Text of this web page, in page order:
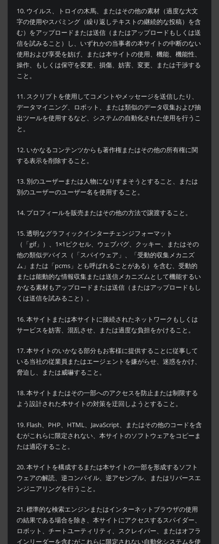
10. ウイルス、トロイの木馬、またはその他の素材（過度な大文
字の使用やスパミング（繰り返しテキストの継続的な投稿）を含
む）をアップロードまたは送信（またはアップロードもしくは送
信を試みること）し、いずれかの当事者の本サイトの中断のない
使用および享受を妨げ、または本サイトの使用、機能、機能性、
操作、もしくは保守を変更、損傷、妨害、変更、または干渉する
こと。
11. スクリプトを使用してコメントやメッセージを送信したり、
データマイニング、ロボット、または類似のデータ収集および抽
出ツールを使用するなど、システムの自動化された使用を行うこ
と。
12. いかなるコンテンツからも著作権またはその他の所有権に関
する表示を削除すること。
13. 別のユーザーまたは人物になりすまそうとすること、または
別のユーザーのユーザー名を使用すること。
14. プロフィールを販売またはその他の方法で譲渡すること。
15. 透明なグラフィックインターチェンジフォーマット
（「gif」）、1×1ピクセル、ウェブバグ、クッキー、またはその
他の類似デバイス（「スパイウェア」、「受動的収集メカニズ
ム」または「pcms」とも呼ばれることがある）を含む、受動的
または能動的な情報収集または送信メカニズムとして機能するい
かなる素材もアップロードまたは送信（またはアップロードもし
くは送信を試みること）。
16. 本サイトまたは本サイトに接続されたネットワークもしくは
サービスを妨害、混乱させ、または過度な負担をかけること。
17. 本サイトのいかなる部分もお客様に提供することに従事して
いる当社の従業員またはエージェントを嫌がらせ、迷惑をかけ、
脅迫し、または威嚇すること。
18. 本サイトまたはその一部へのアクセスを防止または制限する
よう設計された本サイトの対策を迂回しようとすること。
19. Flash、PHP、HTML、JavaScript、またはその他のコードを含
むがこれらに限定されない、本サイトのソフトウェアをコピーま
たは適応すること。
20. 本サイトを構成するまたは本サイトの一部を形成するソフト
ウェアの解読、逆コンパイル、逆アセンブル、またはリバースエ
ンジニアリングを行うこと。
21. 標準的な検索エンジンまたはインターネットブラウザの使用
の結果である場合を除き、本サイトにアクセスするスパイダー、
ロボット、チートユーティリティ、スクレイパー、またはオフラ
インリーダーを含むがこれらに限定されない自動化システムを使